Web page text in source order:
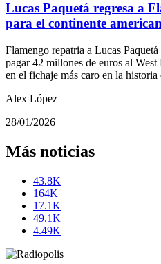
Lucas Paquetá regresa a
para el continente
Flamengo repatria a Lucas
pagar 42 millones de euros al
en el fichaje más caro en la
Alex López
28/01/2026
Más noticias
43.8K
164K
17.1K
49.1K
4.49K